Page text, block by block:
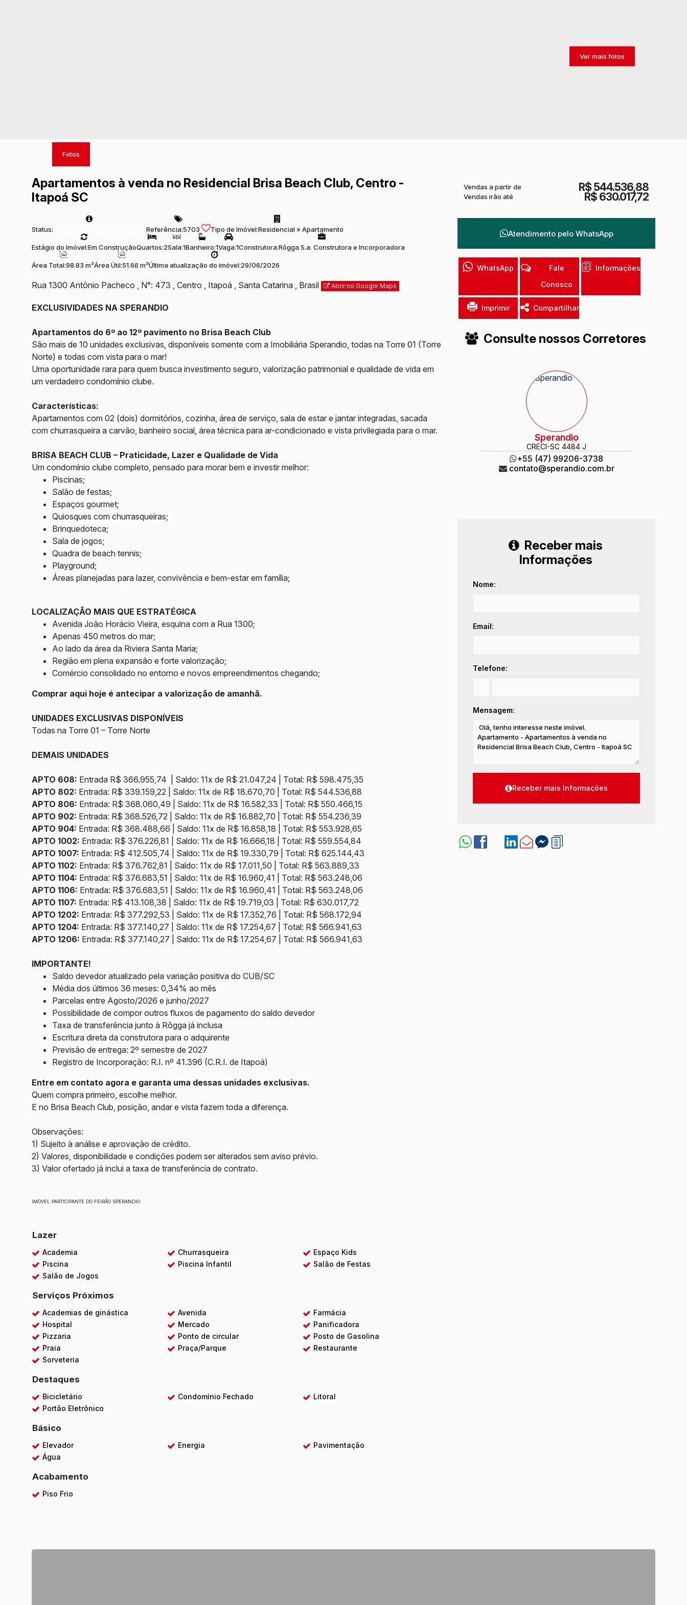
Fotos
Apartamentos à venda no Residencial Brisa Beach Club, Centro -
Itapoá SC
Status: Referência:5703 Tipo de Imóvel:Residencial» Apartamento
Estágio do Imóvel:Em ConstruçãoQuartos:2Sala:1Banheiro:1Vaga:1Construtora:Rôgga S.a. Construtora e Incorporadora
Área Total:98.83 m²Área Útil:51.66 m²Última atualização do imóvel:29/06/2026
Rua 1300 Antônio Pacheco , N°: 473 , Centro , Itapoá , Santa Catarina , Brasil Abrir no Google Maps
EXCLUSIVIDADES NA SPERANDIO
Apartamentos do 6º ao 12º pavimento no Brisa Beach Club
São mais de 10 unidades exclusivas, disponíveis somente com a Imobiliária Sperandio, todas na Torre 01 (Torre
Norte) e todas com vista para o mar!
Uma oportunidade rara para quem busca investimento seguro, valorização patrimonial e qualidade de vida em
um verdadeiro condomínio clube.
Características:
Apartamentos com 02 (dois) dormitórios, cozinha, área de serviço, sala de estar e jantar integradas, sacada
com churrasqueira a carvão, banheiro social, área técnica para ar-condicionado e vista privilegiada para o mar.
BRISA BEACH CLUB – Praticidade, Lazer e Qualidade de Vida
Um condomínio clube completo, pensado para morar bem e investir melhor:
Piscinas;
Salão de festas;
Espaços gourmet;
Quiosques com churrasqueiras;
Brinquedoteca;
Sala de jogos;
Quadra de beach tennis;
Playground;
Áreas planejadas para lazer, convivência e bem-estar em família;
LOCALIZAÇÃO MAIS QUE ESTRATÉGICA
Avenida João Horácio Vieira, esquina com a Rua 1300;
Apenas 450 metros do mar;
Ao lado da área da Riviera Santa Maria;
Região em plena expansão e forte valorização;
Comércio consolidado no entorno e novos empreendimentos chegando;
Comprar aqui hoje é antecipar a valorização de amanhã.
UNIDADES EXCLUSIVAS DISPONÍVEIS
Todas na Torre 01 – Torre Norte
DEMAIS UNIDADES
APTO 608: Entrada R$ 366.955,74 | Saldo: 11x de R$ 21.047,24 | Total: R$ 598.475,35
APTO 802: Entrada: R$ 339.159,22 | Saldo: 11x de R$ 18.670,70 | Total: R$ 544.536,88
APTO 806: Entrada: R$ 368.060,49 | Saldo: 11x de R$ 16.582,33 | Total: R$ 550.466,15
APTO 902: Entrada: R$ 368.526,72 | Saldo: 11x de R$ 16.882,70 | Total: R$ 554.236,39
APTO 904: Entrada: R$ 368.488,66 | Saldo: 11x de R$ 16.858,18 | Total: R$ 553.928,65
APTO 1002: Entrada: R$ 376.226,81 | Saldo: 11x de R$ 16.666,18 | Total: R$ 559.554,84
APTO 1007: Entrada: R$ 412.505,74 | Saldo: 11x de R$ 19.330,79 | Total: R$ 625.144,43
APTO 1102: Entrada: R$ 376.762,81 | Saldo: 11x de R$ 17.011,50 | Total: R$ 563.889,33
APTO 1104: Entrada: R$ 376.683,51 | Saldo: 11x de R$ 16.960,41 | Total: R$ 563.248,06
APTO 1106: Entrada: R$ 376.683,51 | Saldo: 11x de R$ 16.960,41 | Total: R$ 563.248,06
APTO 1107: Entrada: R$ 413.108,38 | Saldo: 11x de R$ 19.719,03 | Total: R$ 630.017,72
APTO 1202: Entrada: R$ 377.292,53 | Saldo: 11x de R$ 17.352,76 | Total: R$ 568.172,94
APTO 1204: Entrada: R$ 377.140,27 | Saldo: 11x de R$ 17.254,67 | Total: R$ 566.941,63
APTO 1206: Entrada: R$ 377.140,27 | Saldo: 11x de R$ 17.254,67 | Total: R$ 566.941,63
IMPORTANTE!
Saldo devedor atualizado pela variação positiva do CUB/SC
Média dos últimos 36 meses: 0,34% ao mês
Parcelas entre Agosto/2026 e junho/2027
Possibilidade de compor outros fluxos de pagamento do saldo devedor
Taxa de transferência junto à Rôgga já inclusa
Escritura direta da construtora para o adquirente
Previsão de entrega: 2º semestre de 2027
Registro de Incorporação: R.I. nº 41.396 (C.R.I. de Itapoá)
Entre em contato agora e garanta uma dessas unidades exclusivas.
Quem compra primeiro, escolhe melhor.
E no Brisa Beach Club, posição, andar e vista fazem toda a diferença.
Observações:
1) Sujeito à análise e aprovação de crédito.
2) Valores, disponibilidade e condições podem ser alterados sem aviso prévio.
3) Valor ofertado já inclui a taxa de transferência de contrato.
IMÓVEL PARTICIPANTE DO FEIRÃO SPERANDIO
Lazer
Academia Churrasqueira
Espaço Kids
Piscina
Piscina Infantil
Salão de Festas
Salão de Jogos
Serviços Próximos
Academias de ginástica Avenida
Farmácia
Hospital
Mercado
Panificadora
Pizzaria
Ponto de circular
Posto de Gasolina
Praia
Praça/Parque
Restaurante
Sorveteria
Destaques
Bicicletário Condomínio Fechado
Litoral
Portão Eletrônico
Básico
Elevador Energia
Pavimentação
Água
Acabamento
Piso Frio
R$ 544.536,88
Vendas a partir de
R$ 630.017,72
Vendas irão até
Atendimento pelo WhatsApp
WhatsApp
Fale
Conosco
Informações
Imprimir Compartilhar
Consulte nossos Corretores
Sperandio
CRECI-SC 4484 J
+55 (47) 99206-3738
contato@sperandio.com.br
Receber mais
Informações
Nome:
Email:
Telefone:
Mensagem: